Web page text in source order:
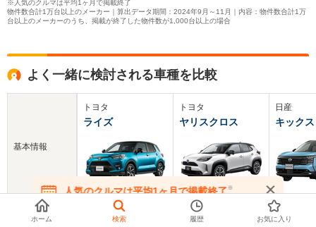
※人気のクルマは平均1ヶ月で掲載終了
物件数合計1万台以上のメーカー｜算出データ期間：2024年9月～11月｜内容：物件数合計1万
台以上のメーカーのうち、掲載が終了した物件数が1,000台以上の場合
よく一緒に検討される車種を比較
基本情報
新車価格
トヨタ
ライズ
167.9～244.2万円
トヨタ
ヤリスクロス
179.8～335.5万円
日産
キックス
300～
人気のクルマは平均1ヶ月で掲載終了※
在庫が無くなる前にお問い合わせください
ホーム 検索 履歴 お気に入り